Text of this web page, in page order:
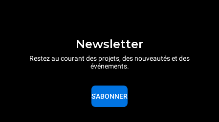
Newsletter
Restez au courant des projets, des nouveautés et des
événements.
S'ABONNER